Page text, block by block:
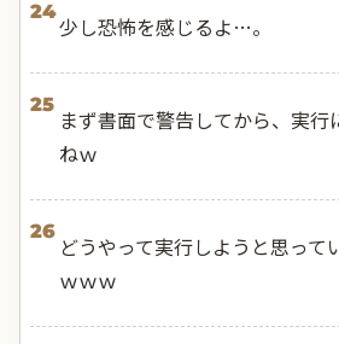
24
少し恐怖を感じるよ…。
25
まず書面で警告してから、実行
ねｗ
26
どうやって実行しようと思って
ｗｗｗ